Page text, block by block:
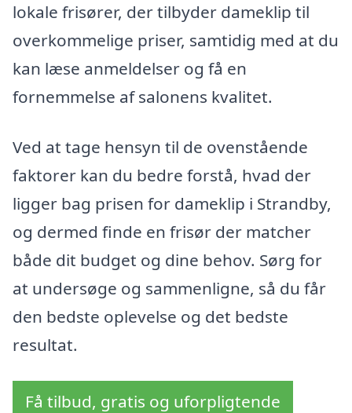
lokale frisører, der tilbyder dameklip til
overkommelige priser, samtidig med at du
kan læse anmeldelser og få en
fornemmelse af salonens kvalitet.
Ved at tage hensyn til de ovenstående
faktorer kan du bedre forstå, hvad der
ligger bag prisen for dameklip i Strandby,
og dermed finde en frisør der matcher
både dit budget og dine behov. Sørg for
at undersøge og sammenligne, så du får
den bedste oplevelse og det bedste
resultat.
Få tilbud, gratis og uforpligtende